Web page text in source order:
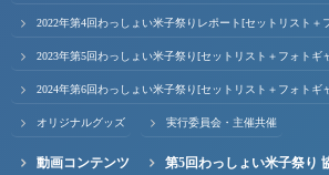
2022年第4回わっしょい米子祭りレポート[セットリスト＋
2023年第5回わっしょい米子祭り[セットリスト＋フォトギ
2024年第6回わっしょい米子祭り[セットリスト＋フォトギ
オリジナルグッズ 実行委員会・主催共催
動画コンテンツ 第5回わっしょい米子祭り